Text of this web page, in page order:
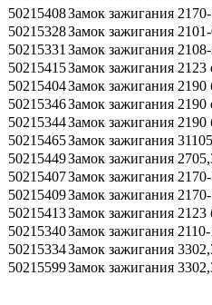
50215408Замок зажигания
50215328Замок зажигания
50215331 Замок зажигания
50215415Замок зажигания
50215404Замок зажигания
50215346Замок зажигания
50215344Замок зажигания
50215465Замок зажигания
50215449Замок зажигания
50215407Замок зажигания
50215409Замок зажигания
50215413Замок зажигания
50215340Замок зажигания
50215334Замок зажигания
50215599Замок зажигания